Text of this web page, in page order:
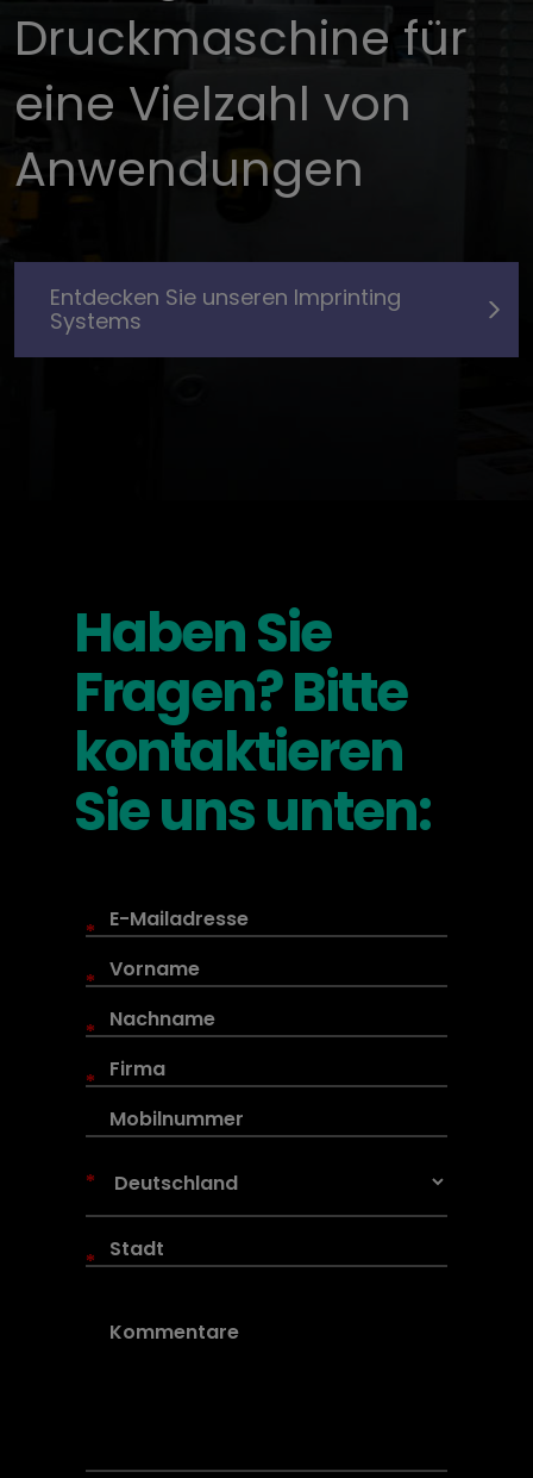
Druckmaschine für
eine Vielzahl von
Anwendungen
Entdecken Sie unseren Imprinting
Systems
Haben Sie
Fragen? Bitte
kontaktieren
Sie uns unten:
*
*
*
*
*
*